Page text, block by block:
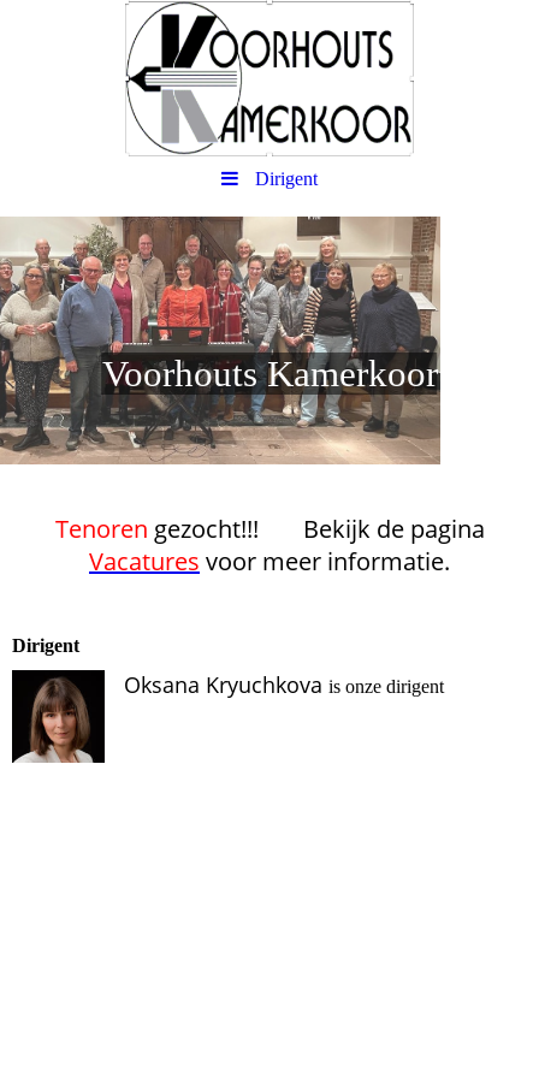
Dirigent
Voorhouts Kamerkoor
Tenoren gezocht!!!
Bekijk de pagina
Vacatures voor meer informatie.
Dirigent
Oksana Kryuchkova is onze dirigent